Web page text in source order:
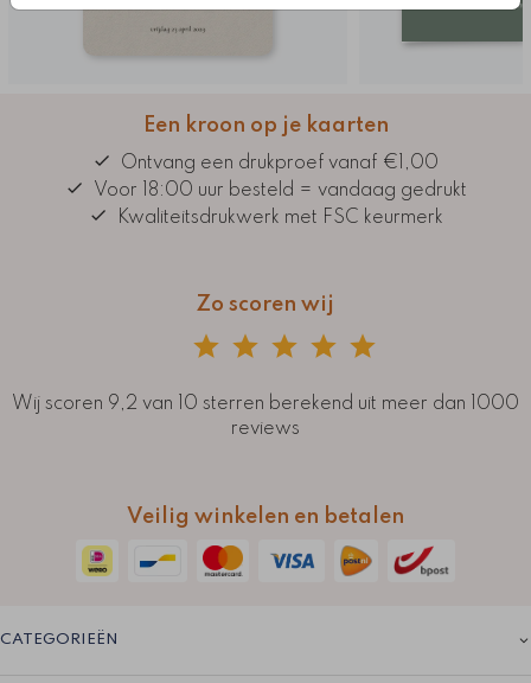
Een kroon op je kaarten
Ontvang een drukproef vanaf €1,00
Voor 18:00 uur besteld = vandaag gedrukt
Kwaliteitsdrukwerk met FSC keurmerk
Zo scoren wij
Wij scoren 9,2 van 10 sterren berekend uit meer dan 1000
reviews
Veilig winkelen en betalen
CATEGORIEËN